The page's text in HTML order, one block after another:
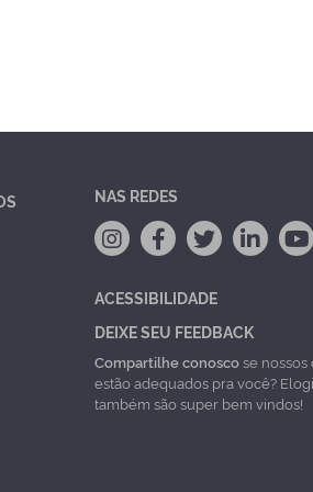
NAS REDES
ACESSIBILIDADE
DEIXE SEU FEEDBACK
Compartilhe conoscose nossos
estão adequados pra você?
também são super bem vindos!